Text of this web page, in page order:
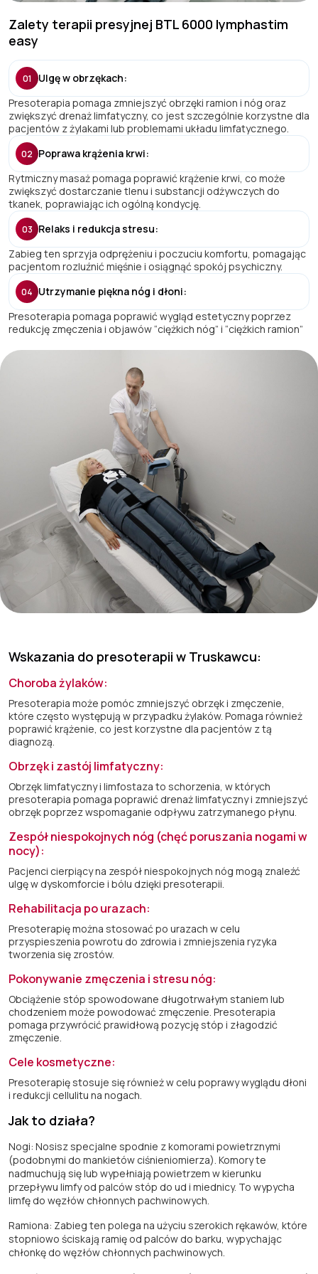
Zalety terapii presyjnej BTL 6000 lymphastim
easy
01
Ulgę w obrzękach:
Presoterapia pomaga zmniejszyć obrzęki ramion i nóg oraz
zwiększyć drenaż limfatyczny, co jest szczególnie korzystne dla
pacjentów z żylakami lub problemami układu limfatycznego.
02 Poprawa krążenia krwi:
Rytmiczny masaż pomaga poprawić krążenie krwi, co może
zwiększyć dostarczanie tlenu i substancji odżywczych do
tkanek, poprawiając ich ogólną kondycję.
03 Relaks i redukcja stresu:
Zabieg ten sprzyja odprężeniu i poczuciu komfortu, pomagając
pacjentom rozluźnić mięśnie i osiągnąć spokój psychiczny.
04 Utrzymanie piękna nóg i dłoni:
Presoterapia pomaga poprawić wygląd estetyczny poprzez
redukcję zmęczenia i objawów “ciężkich nóg” i “ciężkich ramion”
Wskazania do presoterapii w Truskawcu:
Choroba żylaków:
Presoterapia może pomóc zmniejszyć obrzęk i zmęczenie,
które często występują w przypadku żylaków. Pomaga również
poprawić krążenie, co jest korzystne dla pacjentów z tą
diagnozą.
Obrzęk i zastój limfatyczny:
Obrzęk limfatyczny i limfostaza to schorzenia, w których
presoterapia pomaga poprawić drenaż limfatyczny i zmniejszyć
obrzęk poprzez wspomaganie odpływu zatrzymanego płynu.
Zespół niespokojnych nóg (chęć poruszania nogami w
nocy):
Pacjenci cierpiący na zespół niespokojnych nóg mogą znaleźć
ulgę w dyskomforcie i bólu dzięki presoterapii.
Rehabilitacja po urazach:
Presoterapię można stosować po urazach w celu
przyspieszenia powrotu do zdrowia i zmniejszenia ryzyka
tworzenia się zrostów.
Pokonywanie zmęczenia i stresu nóg:
Obciążenie stóp spowodowane długotrwałym staniem lub
chodzeniem może powodować zmęczenie. Presoterapia
pomaga przywrócić prawidłową pozycję stóp i złagodzić
zmęczenie.
Cele kosmetyczne:
Presoterapię stosuje się również w celu poprawy wyglądu dłoni
i redukcji cellulitu na nogach.
Jak to działa?
Nogi: Nosisz specjalne spodnie z komorami powietrznymi
(podobnymi do mankietów ciśnieniomierza). Komory te
nadmuchują się lub wypełniają powietrzem w kierunku
przepływu limfy od palców stóp do ud i miednicy. To wypycha
limfę do węzłów chłonnych pachwinowych.
Ramiona: Zabieg ten polega na użyciu szerokich rękawów, które
stopniowo ściskają ramię od palców do barku, wypychając
chłonkę do węzłów chłonnych pachwinowych.